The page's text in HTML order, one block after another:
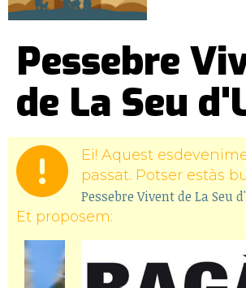
Pessebre
de La Seu
Ei! Aquest
passat. Potser estàs
Pessebre Vivent de La Seu
Et proposem: